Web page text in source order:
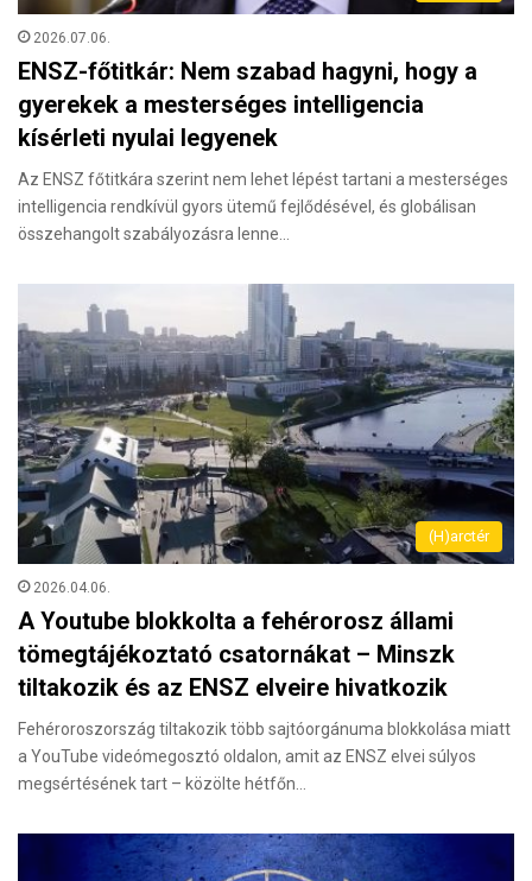
2026.07.06.
ENSZ-főtitkár: Nem szabad hagyni, hogy a
gyerekek a mesterséges intelligencia
kísérleti nyulai legyenek
Az ENSZ főtitkára szerint nem lehet lépést tartani a mesterséges
intelligencia rendkívül gyors ütemű fejlődésével, és globálisan
összehangolt szabályozásra lenne…
(H)arctér
2026.04.06.
A Youtube blokkolta a fehérorosz állami
tömegtájékoztató csatornákat – Minszk
tiltakozik és az ENSZ elveire hivatkozik
Fehéroroszország tiltakozik több sajtóorgánuma blokkolása miatt
a YouTube videómegosztó oldalon, amit az ENSZ elvei súlyos
megsértésének tart – közölte hétfőn…